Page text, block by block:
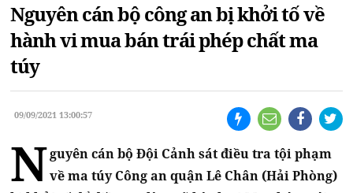
Nguyên cán bộ công an bị khởi tố về
hành vi mua bán trái phép chất ma
túy
09/09/2021 13:00:57
Nguyên cán bộ Đội Cảnh sát điều tra tội phạm
về ma túy Công an quận Lê Chân (Hải Phòng)